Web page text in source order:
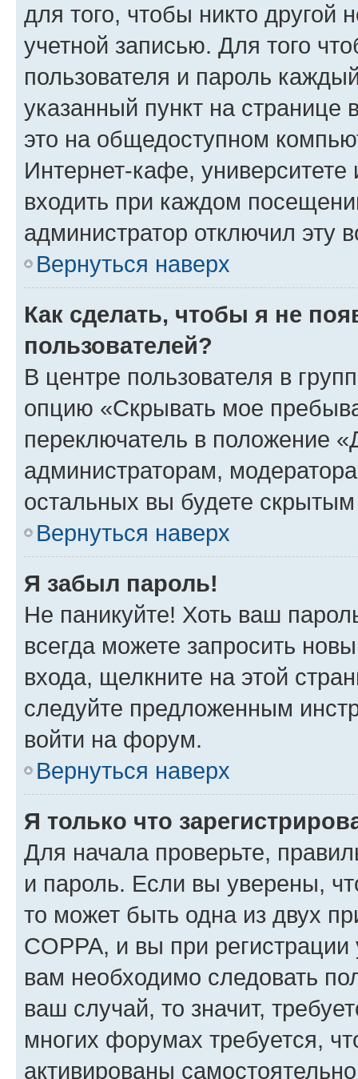
для того, чтобы никто другой
учетной записью. Для того
пользователя и пароль
указанный пункт на
это на общедоступном
Интернет-кафе, университете
входить при каждом
администратор отключил эту
Вернуться наверх
Как сделать, чтобы я не
пользователей?
В центре пользователя в
опцию «Скрывать мое
переключатель в положение
администраторам,
остальных вы будете
Вернуться наверх
Я забыл пароль!
Не паникуйте! Хоть ваш
всегда можете запросить
входа, щелкните на этой
следуйте предложенным
войти на форум.
Вернуться наверх
Я только что
Для начала проверьте,
и пароль. Если вы уверены,
то может быть одна из двух
COPPA, и вы при
вам необходимо следовать
ваш случай, то значит,
многих форумах требуется,
активированы